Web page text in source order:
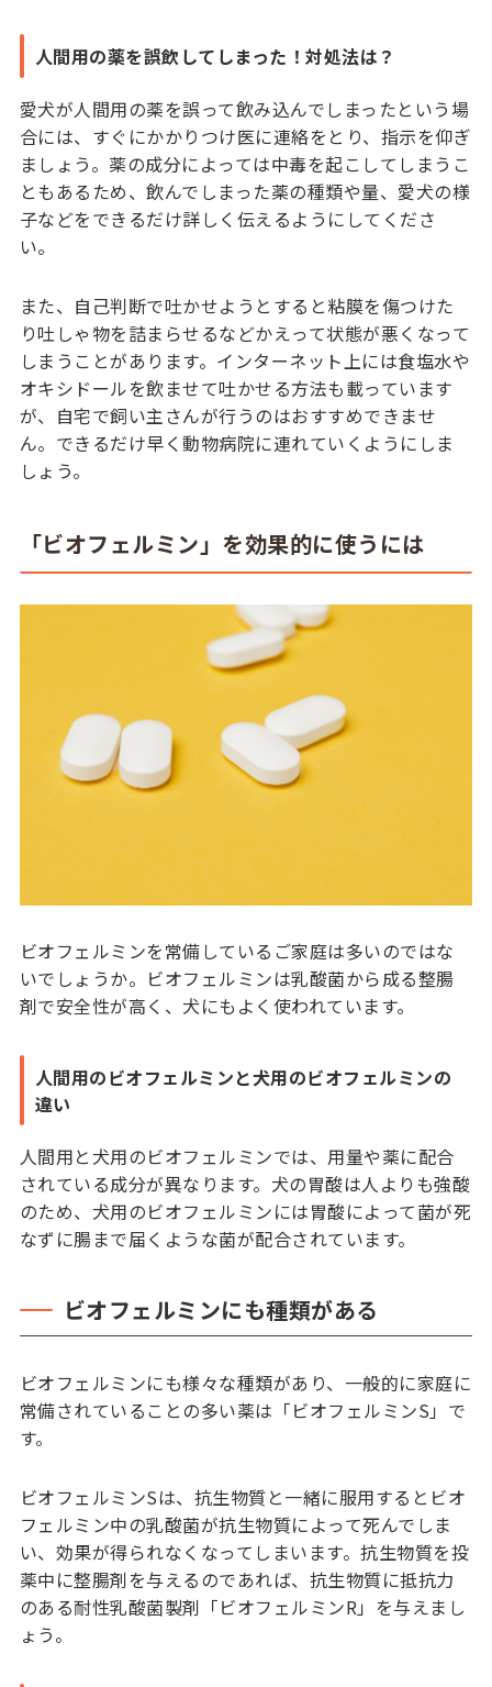
人間用の薬を誤飲してしまった！対処法は？
愛犬が人間用の薬を誤って飲み込んでしまったという場
合には、すぐにかかりつけ医に連絡をとり、指示を仰ぎ
ましょう。薬の成分によっては中毒を起こしてしまうこ
ともあるため、飲んでしまった薬の種類や量、愛犬の様
子などをできるだけ詳しく伝えるようにしてくださ
い。
また、自己判断で吐かせようとすると粘膜を傷つけた
り吐しゃ物を詰まらせるなどかえって状態が悪くなって
しまうことがあります。インターネット上には食塩水や
オキシドールを飲ませて吐かせる方法も載っています
が、自宅で飼い主さんが行うのはおすすめできませ
ん。できるだけ早く動物病院に連れていくようにしま
しょう。
「ビオフェルミン」を効果的に使うには
ビオフェルミンを常備しているご家庭は多いのではな
いでしょうか。ビオフェルミンは乳酸菌から成る整腸
剤で安全性が高く、犬にもよく使われています。
人間用のビオフェルミンと犬用のビオフェルミンの
違い
人間用と犬用のビオフェルミンでは、用量や薬に配合
されている成分が異なります。犬の胃酸は人よりも強酸
のため、犬用のビオフェルミンには胃酸によって菌が死
なずに腸まで届くような菌が配合されています。
ビオフェルミンにも種類がある
ビオフェルミンにも様々な種類があり、一般的に家庭に
常備されていることの多い薬は「ビオフェルミンS」で
す。
ビオフェルミンSは、抗生物質と一緒に服用するとビオ
フェルミン中の乳酸菌が抗生物質によって死んでしま
い、効果が得られなくなってしまいます。抗生物質を投
薬中に整腸剤を与えるのであれば、抗生物質に抵抗力
のある耐性乳酸菌製剤「ビオフェルミンR」を与えまし
ょう。